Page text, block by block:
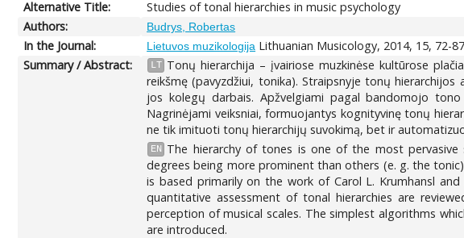
Alternative Title:
Studies of tonal hierarchies in music psychology
Authors:
Budrys, Robertas
In the Journal: Lietuvos muzikologija Lithuanian Musicology, 2014, 15, 72-87
Summary / Abstract:
LT Tonų hierarchija – įvairiose muzkinėse kultūrose
reikšmę (pavyzdžiui, tonika). Straipsnyje tonų
jos kolegų darbais. Apžvelgiami pagal bandomojo
Nagrinėjami veiksniai, formuojantys kognityvinę tonų
ne tik imituoti tonų hierarchijų suvokimą, bet ir
EN
The hierarchy of tones is one of the most pervasive
degrees being more prominent than others (e. g. the
is based primarily on the work of Carol L. Krumhansl
quantitative assessment of tonal hierarchies are
perception of musical scales. The simplest algorithms
are introduced.